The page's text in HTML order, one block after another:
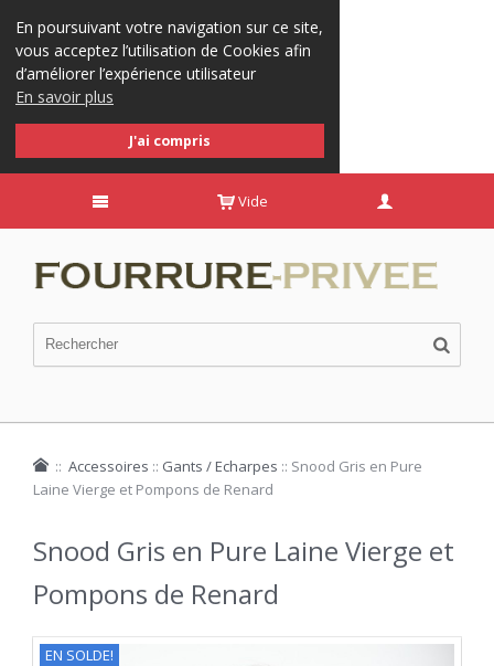
En poursuivant votre navigation sur ce site,
vous acceptez l’utilisation de Cookies afin
d’améliorer l’expérience utilisateur
En savoir plus
J'ai compris
Vide
:: Accessoires :: Gants / Echarpes :: Snood Gris en Pure
Laine Vierge et Pompons de Renard
Snood Gris en Pure Laine Vierge et
Pompons de Renard
EN SOLDE!